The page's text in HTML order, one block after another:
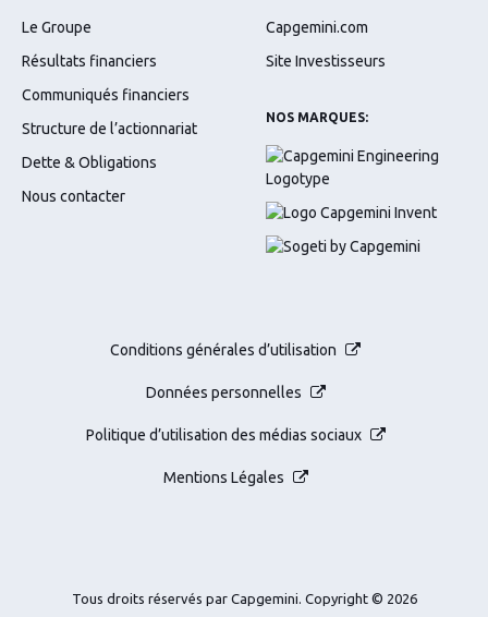
Le Groupe
Résultats financiers
Communiqués financiers
Structure de l’actionnariat
Dette & Obligations
Nous contacter
Capgemini.com
Site Investisseurs
NOS MARQUES:
Conditions générales d’utilisation
Données personnelles
Politique d’utilisation des médias sociaux
Mentions Légales
Tous droits réservés par Capgemini. Copyright © 2026